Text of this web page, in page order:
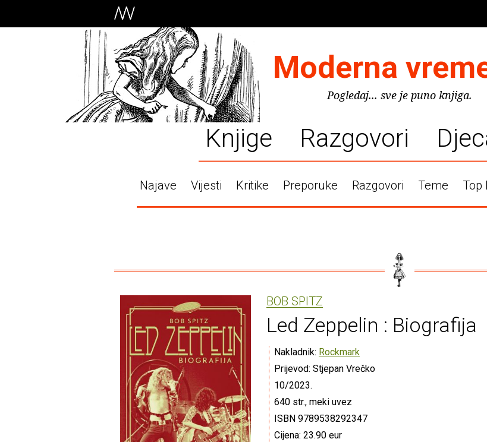
Moderna
Pogledaj... sve je puno knjiga.
Knjige Razgovori
Najave Vijesti Kritike Preporuke Razgovori Teme Top
BOB SPITZ
Led Zeppelin : Biografija
Nakladnik: Rockmark
Prijevod: Stjepan Vrečko
10/2023.
640 str., meki uvez
ISBN 9789538292347
Cijena: 23.90 eur